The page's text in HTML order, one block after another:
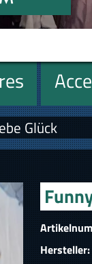
Glück
Hersteller: